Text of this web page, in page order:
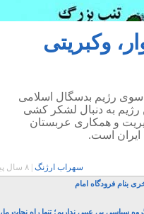
وکبریتی
رژیم بدسگال اسلامی
رژیم به دنبال لشکر کشی
و همکاری عربستان
ایران است.
سهراب ارژنگ ۸ سال پیش
بنام فرودگاه امام
سیاسی بی عیبی نداریم؛ تنها راه نجات ما،